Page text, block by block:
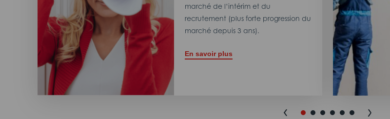
marché de l’intérim et du
recrutement (plus forte progression du
marché depuis 3 ans).
En savoir plus